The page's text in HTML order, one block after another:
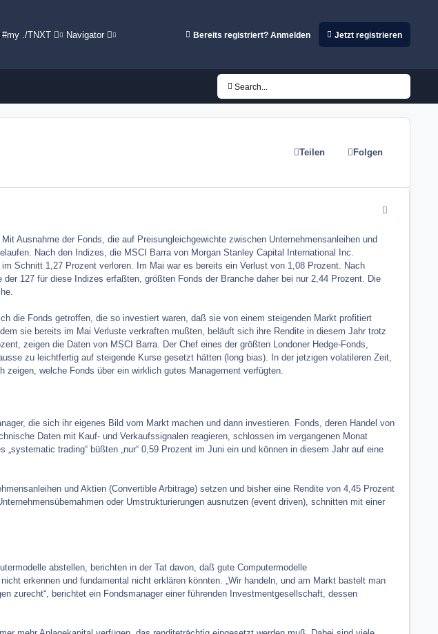
#my ./TNXT Navigator Bereits registriert? Anmelden Jetzt registrieren
Search...
Teilen Folgen
comment_1001
Ausnahme der Fonds, die auf Preisungleichgewichte zwischen Unternehmensanleihen und
Nach den Indizes, die MSCI Barra von Morgan Stanley Capital International Inc.
Schnitt 1,27 Prozent verloren. Im Mai war es bereits ein Verlust von 1,08 Prozent. Nach
127 für diese Indizes erfaßten, größten Fonds der Branche daher bei nur 2,44 Prozent. Die
die Fonds getroffen, die so investiert waren, daß sie von einem steigenden Markt profitiert
sie bereits im Mai Verluste verkraften mußten, beläuft sich ihre Rendite in diesem Jahr trotz
zeigen die Daten von MSCI Barra. Der Chef eines der größten Londoner Hedge-Fonds,
zu leichtfertig auf steigende Kurse gesetzt hätten (long bias). In der jetzigen volatileren Zeit,
welche Fonds über ein wirklich gutes Management verfügten.
die sich ihr eigenes Bild vom Markt machen und dann investieren. Fonds, deren Handel von
Daten mit Kauf- und Verkaufssignalen reagieren, schlossen im vergangenen Monat
trading“ büßten „nur“ 0,59 Prozent im Juni ein und können in diesem Jahr auf eine
und Aktien (Convertible Arbitrage) setzen und bisher eine Rendite von 4,45 Prozent
oder Umstrukturierungen ausnutzen (event driven), schnitten mit einer
abstellen, berichten in der Tat davon, daß gute Computermodelle
erkennen und fundamental nicht erklären könnten. „Wir handeln, und am Markt bastelt man
zurecht“, berichtet ein Fondsmanager einer führenden Investmentgesellschaft, dessen